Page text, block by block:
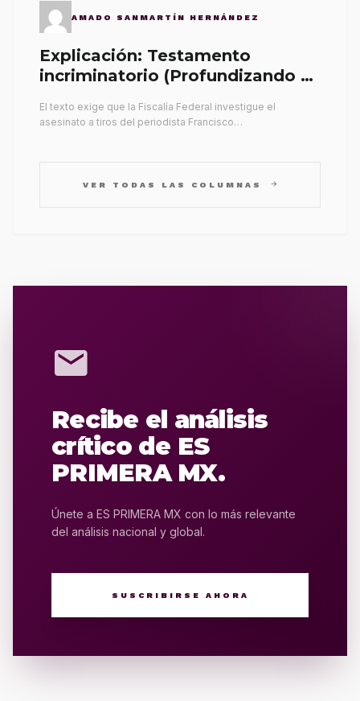
AMADO SANMARTÍN HERNÁNDEZ
Explicación: Testamento
incriminatorio (Profundizando su
El texto exige que la Fiscalía Federal investigue el
asesinato a tiros del periodista Francisco…
VER TODAS LAS COLUMNAS arrow_forward
mail
Recibe el análisis
crítico de ES
PRIMERA MX.
Únete a ES PRIMERA MX con lo más relevante
del análisis nacional y global.
SUSCRIBIRSE AHORA